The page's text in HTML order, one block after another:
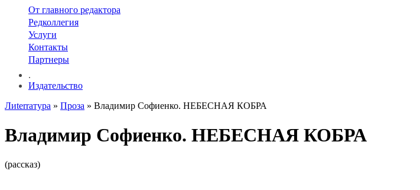
От главного редактора
Редколлегия
Услуги
Контакты
Партнеры
.
Издательство
Лиterraтура » Проза » Владимир Софиенко. НЕБЕСНАЯ КОБРА
Владимир Софиенко. НЕБЕСНАЯ КОБРА
(рассказ)